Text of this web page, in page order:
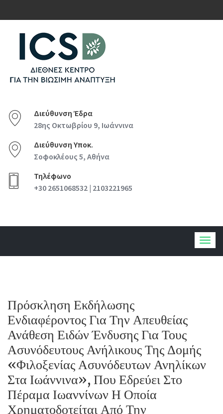
Διεύθυνση Έδρα
28ης Οκτωβρίου 9, Ιωάννινα
Διεύθυνση Υποκ.
Σοφοκλέους 5, Αθήνα
Τηλέφωνο
+30 2651068532 | 2103221965
Πρόσκληση Εκδήλωσης
Ενδιαφέροντος Για Την Απευθείας
Ανάθεση Ειδών Ένδυσης Για Τους
Ασυνόδευτους Ανήλικους Της Δομής
«Φιλοξενίας Ασυνόδευτων Ανηλίκων
Στα Ιωάννινα», Που Εδρεύει Στο
Πέραμα Ιωαννίνων Η Οποία
Χρηματοδοτείται Από Την